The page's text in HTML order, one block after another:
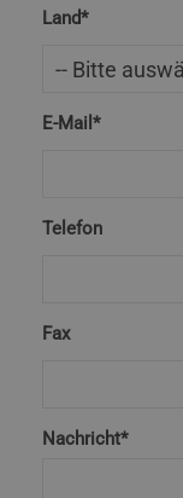
Land*
E-Mail*
Telefon
Fax
Nachricht*